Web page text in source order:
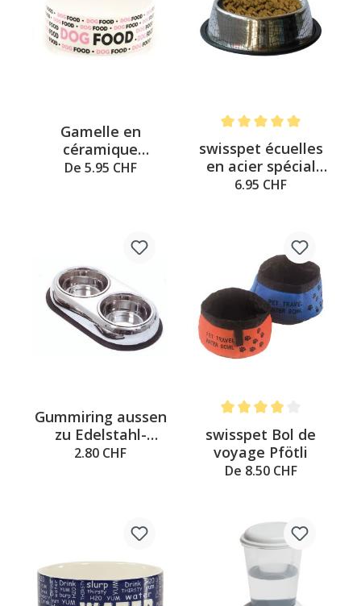
Gamelle en
céramique
DOGFOOD de
De 5.95 CHF
Note moyenne de 5 sur 5
swisspet écuelles
en acier spécial
avec motif croco
6.95 CHF
Gummiring aussen
zu Edelstahl-
Doppelnapf
2.80 CHF
swisspet Bol de
voyage Pfötli
De 8.50 CHF